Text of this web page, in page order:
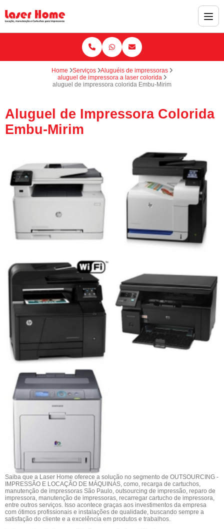
Home Serviços
Aluguéis de impressoras
aluguel de impressora a laser colorida
aluguel de impressora colorida Embu-Mirim
Aluguel de Impressora Colorida
Embu-Mirim
Saiba que a Laser Home oferece a solução no segmento de OUTSOURCING -
IMPRESSÃO E LOCAÇÃO DE MÁQUINAS, como, recarga de cartuchos,
manutenção de impressoras São Paulo, outsourcing de impressão, reparo de
impressora, manutenção de impressoras, recarregar cartucho de impressora,
entre outros serviços. Isso acontece graças aos investimentos da empresa
com ótimos profissionais e instalações de qualidade, buscando sempre a
satisfação do cliente e a excelência em produtos e trabalhos.